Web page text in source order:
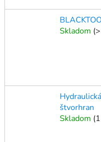
Skladom (
štvorhran
Skladom (